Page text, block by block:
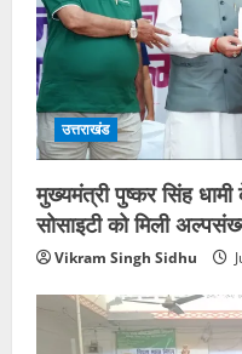
उत्तराखंड
मुख्यमंत्री पुष्कर सिंह
सोसाइटी को मिली
Vikram Singh Sidhu